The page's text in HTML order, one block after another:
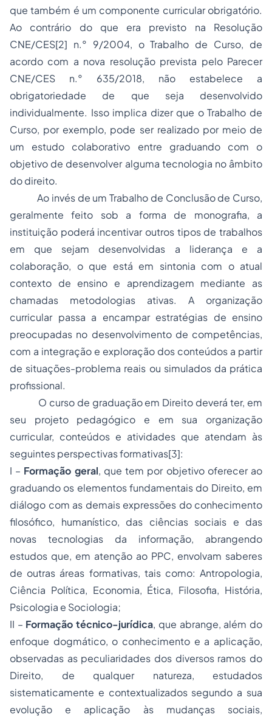
que também é um componente curricular obrigatório.
Ao contrário do que era previsto na Resolução
CNE/CES[2] n.° 9/2004, o Trabalho de Curso, de
acordo com a nova resolução prevista pelo Parecer
CNE/CES n.° 635/2018, não estabelece a
obrigatoriedade de que seja desenvolvido
individualmente. Isso implica dizer que o Trabalho de
Curso, por exemplo, pode ser realizado por meio de
um estudo colaborativo entre graduando com o
objetivo de desenvolver alguma tecnologia no âmbito
do direito.
Ao invés de um Trabalho de Conclusão de Curso,
geralmente feito sob a forma de monografia, a
instituição poderá incentivar outros tipos de trabalhos
em que sejam desenvolvidas a liderança e a
colaboração, o que está em sintonia com o atual
contexto de ensino e aprendizagem mediante as
chamadas metodologias ativas. A organização
curricular passa a encampar estratégias de ensino
preocupadas no desenvolvimento de competências,
com a integração e exploração dos conteúdos a partir
de situações-problema reais ou simulados da prática
profissional.
O curso de graduação em Direito deverá ter, em
seu projeto pedagógico e em sua organização
curricular, conteúdos e atividades que atendam às
seguintes perspectivas formativas[3]:
I – Formação geral, que tem por objetivo oferecer ao
graduando os elementos fundamentais do Direito, em
diálogo com as demais expressões do conhecimento
filosófico, humanístico, das ciências sociais e das
novas tecnologias da informação, abrangendo
estudos que, em atenção ao PPC, envolvam saberes
de outras áreas formativas, tais como: Antropologia,
Ciência Política, Economia, Ética, Filosofia, História,
Psicologia e Sociologia;
II – Formação técnico-jurídica, que abrange, além do
enfoque dogmático, o conhecimento e a aplicação,
observadas as peculiaridades dos diversos ramos do
Direito, de qualquer natureza, estudados
sistematicamente e contextualizados segundo a sua
evolução e aplicação às mudanças sociais,